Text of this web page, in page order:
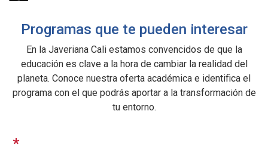
Programas que te pueden interesar
En la Javeriana Cali estamos convencidos de que la
educación es clave a la hora de cambiar la realidad del
planeta. Conoce nuestra oferta académica e identifica el
programa con el que podrás aportar a la transformación de
tu entorno.
*